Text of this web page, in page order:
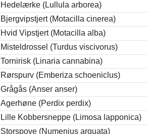
Hedelærke (Lullula arborea)
Bjergvipstjert (Motacilla cinerea)
Hvid Vipstjert (Motacilla alba)
Misteldrossel (Turdus viscivorus)
Tornirisk (Linaria cannabina)
Rørspurv (Emberiza schoeniclus)
Grågås (Anser anser)
Agerhøne (Perdix perdix)
Lille Kobbersneppe (Limosa lapponica)
Storspove (Numenius arquata)